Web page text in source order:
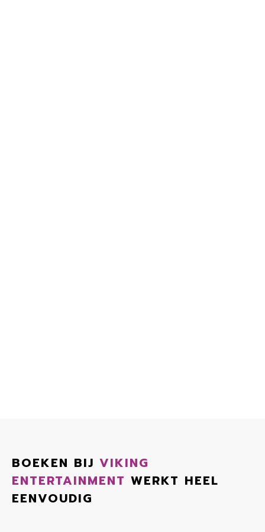
BOEKEN BIJ VIKING
ENTERTAINMENT WERKT HEEL
EENVOUDIG